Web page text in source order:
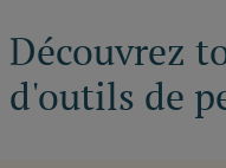
Découvrez
d'outils de